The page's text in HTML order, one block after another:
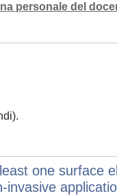
personale del
one surface